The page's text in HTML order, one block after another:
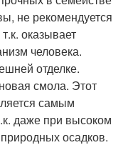
не рекомендуется
оказывает
человека.
отделке.
смола. Этот
самым
даже при высоком
осадков.